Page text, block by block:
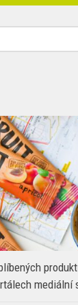
mediální